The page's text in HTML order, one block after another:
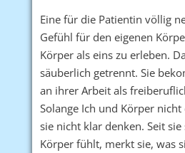
Eine für die Patientin völlig
Gefühl für den eigenen
Körper als eins zu erleben.
säuberlich getrennt. Sie
an ihrer Arbeit als
Solange Ich und Körper
sie nicht klar denken. Seit
Körper fühlt, merkt sie, was